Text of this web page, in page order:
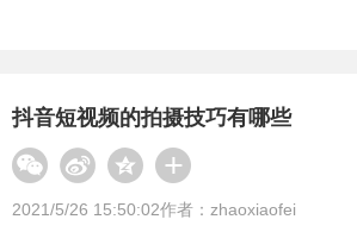
抖音短视频的拍摄技巧有哪些
作者：zhaoxiaofei
2021/5/26 15:50:02